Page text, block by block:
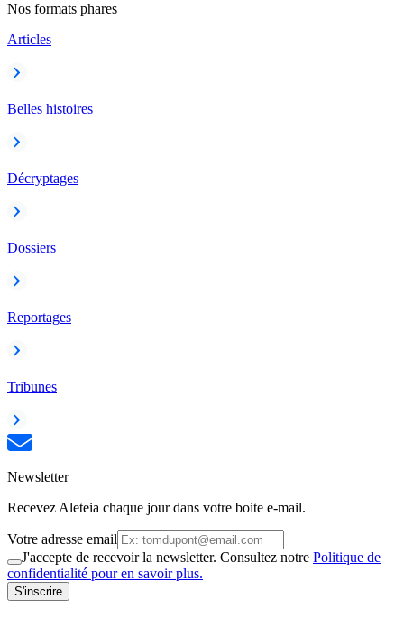
Nos formats phares
Articles
Belles histoires
Décryptages
Dossiers
Reportages
Tribunes
Newsletter
Recevez Aleteia chaque jour dans votre boite e-mail.
Votre adresse email
J'accepte de recevoir la newsletter. Consultez notre Politique de
confidentialité pour en savoir plus.
S'inscrire